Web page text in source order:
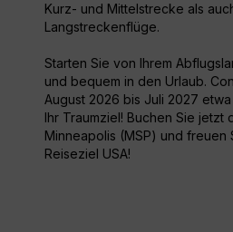
Kurz- und Mittelstrecke als
Langstreckenflüge.
Starten Sie von Ihrem
und bequem in den Urlaub.
August 2026 bis Juli 2027
Ihr Traumziel! Buchen Sie jetzt
Minneapolis (MSP) und freuen
Reiseziel USA!